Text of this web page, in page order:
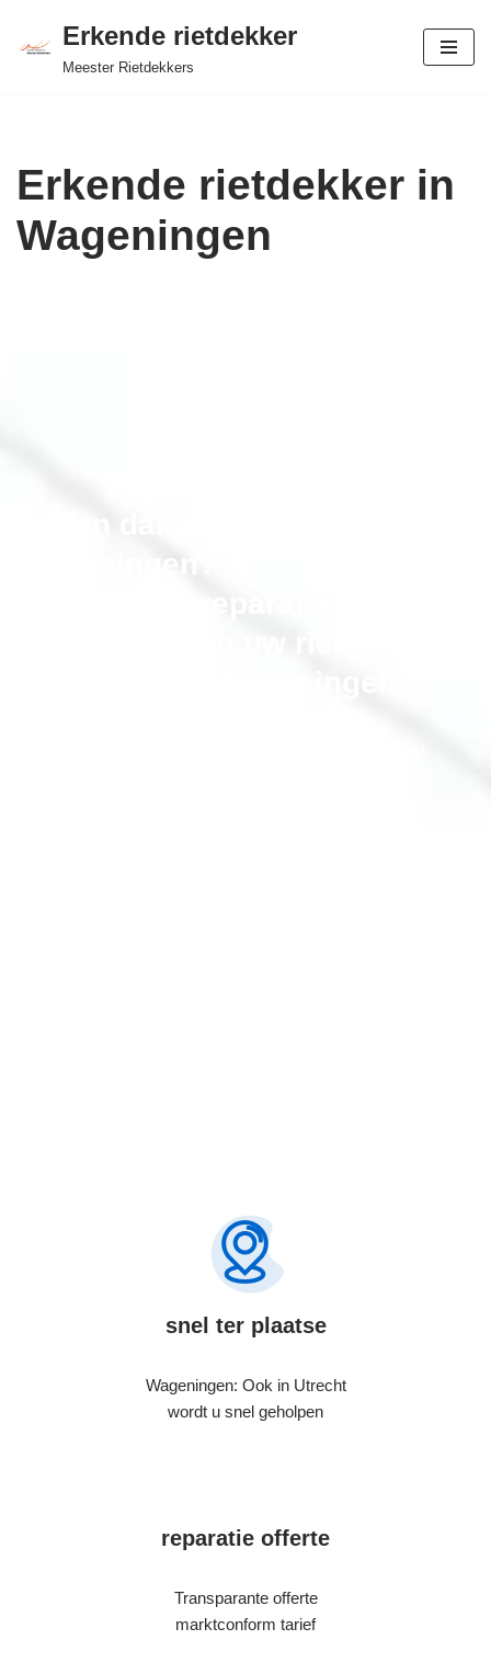
Ga
Erkende rietdekker
Meester Rietdekkers
Erkende rietdekker in
Wageningen
snel ter plaatse
Wageningen: Ook in Utrecht
wordt u snel geholpen
reparatie offerte
Transparante offerte
marktconform tarief